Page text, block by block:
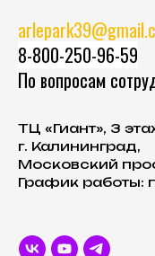
8-800-250-96-59
По вопросам
ТЦ «Гиант», 3
г. Калининград,
Московский
График работы: